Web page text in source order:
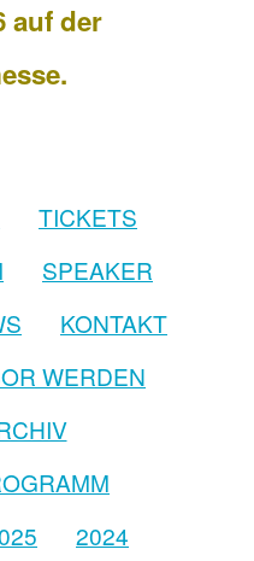
auf der
TICKETS
SPEAKER
KONTAKT
WERDEN
2024